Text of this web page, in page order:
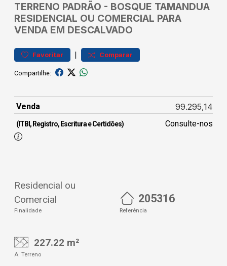
TERRENO PADRÃO - BOSQUE TAMANDUA
RESIDENCIAL OU COMERCIAL PARA
VENDA EM DESCALVADO
Favoritar | Comparar
Compartilhe:
Venda 99.295,14
(ITBI, Registro, Escritura e Certidões) Consulte-nos
Residencial ou
Comercial
Finalidade
205316
Referência
227.22 m²
A. Terreno